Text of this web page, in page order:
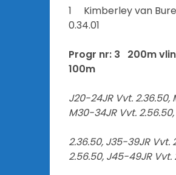
1
0.34.01
Progr nr: 3 200m
100m
J20-24JR Vvt. 2.36.50,
M30-34JR Vvt.
2.36.50, J35-39JR Vvt.
2.56.50, J45-49JR Vvt.